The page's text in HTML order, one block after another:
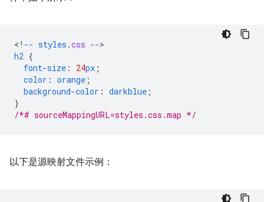
< ! -- styles .css --
h2 {
font-size : 24px ;
color : orange ;
background-color : darkblue ;
}
/*# sourceMappingURL=styles.css.map */
以下是源映射文件示例：